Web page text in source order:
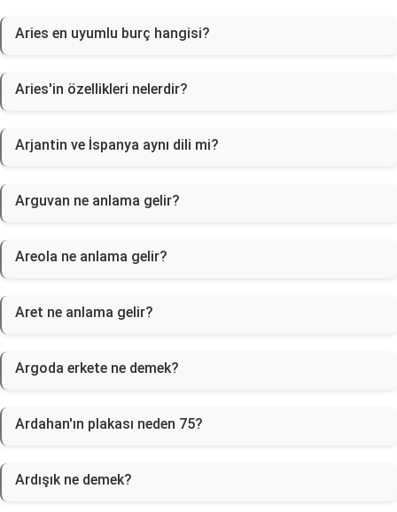
Aries en uyumlu burç hangisi?
Aries'in özellikleri nelerdir?
Arjantin ve İspanya aynı dili mi?
Arguvan ne anlama gelir?
Areola ne anlama gelir?
Aret ne anlama gelir?
Argoda erkete ne demek?
Ardahan'ın plakası neden 75?
Ardışık ne demek?